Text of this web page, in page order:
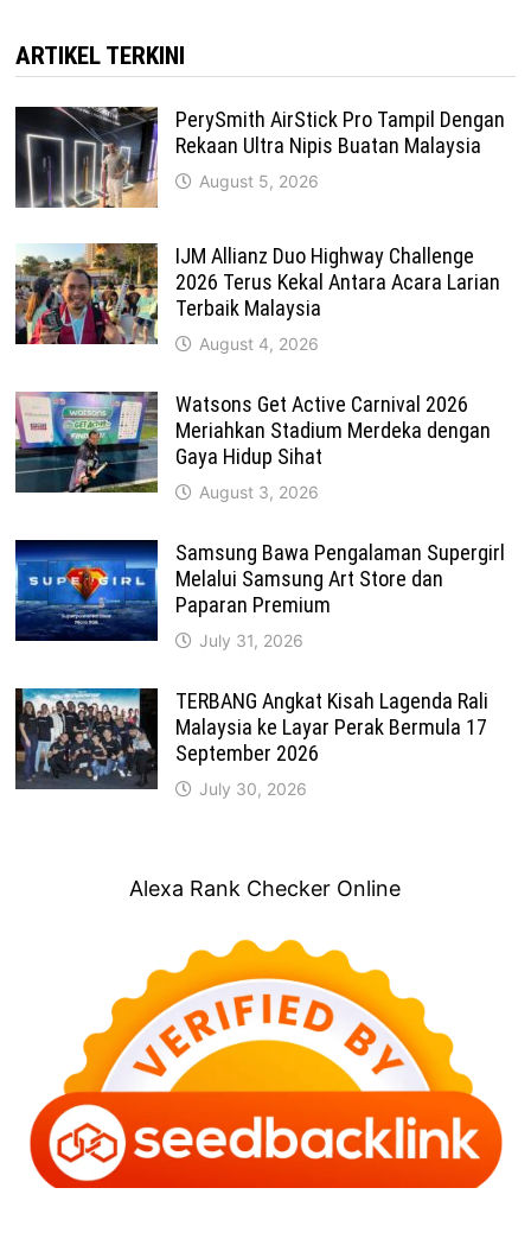
ARTIKEL TERKINI
PerySmith AirStick Pro Tampil Dengan
Rekaan Ultra Nipis Buatan Malaysia
August 5, 2026
IJM Allianz Duo Highway Challenge
2026 Terus Kekal Antara Acara Larian
Terbaik Malaysia
August 4, 2026
Watsons Get Active Carnival 2026
Meriahkan Stadium Merdeka dengan
Gaya Hidup Sihat
August 3, 2026
Samsung Bawa Pengalaman Supergirl
Melalui Samsung Art Store dan
Paparan Premium
July 31, 2026
TERBANG Angkat Kisah Lagenda Rali
Malaysia ke Layar Perak Bermula 17
September 2026
July 30, 2026
Alexa Rank Checker Online